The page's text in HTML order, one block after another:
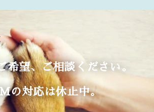
希望、ご相談ください。
の対応は休止中。